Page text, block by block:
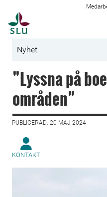
Nyhet
”Lyssna på
områden”
PUBLICERAD: 20 MAJ 2024
KONTAKT